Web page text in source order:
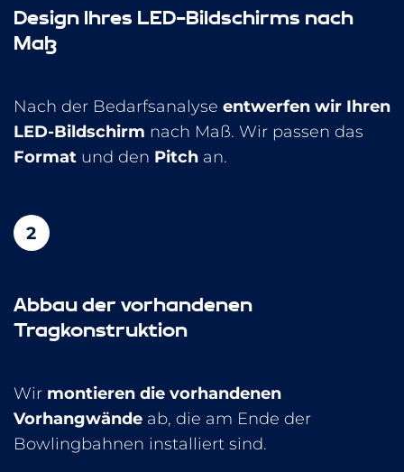
Design Ihres LED-Bildschirms nach
Maß
Nach der Bedarfsanalyse entwerfen wir Ihren
LED-Bildschirm nach Maß. Wir passen das
Format und den Pitch an.
Abbau der vorhandenen
Tragkonstruktion
Wir montieren die vorhandenen
Vorhangwände ab, die am Ende der
Bowlingbahnen installiert sind.